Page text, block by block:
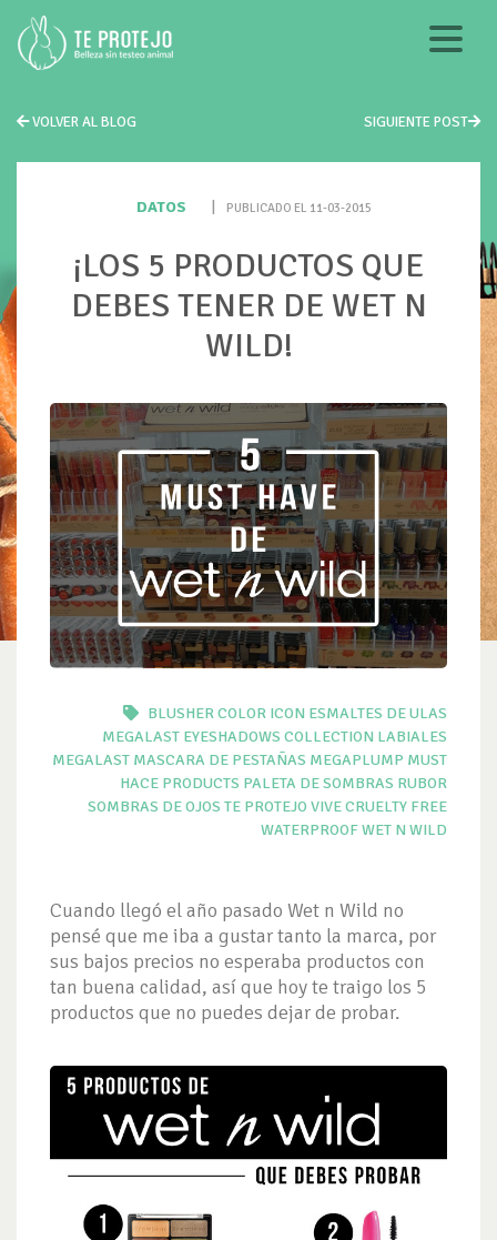
VOLVER AL BLOG SIGUIENTE POST
DATOS PUBLICADO EL 11-03-2015
¡LOS 5 PRODUCTOS QUE
DEBES TENER DE WET N
WILD!
BLUSHERCOLOR ICON ESMALTES DE ULAS
MEGALAST EYESHADOWS COLLECTION LABIALES
MEGALAST MASCARA DE PESTAÑAS MEGAPLUMP MUST
HACE PRODUCTS PALETA DE SOMBRAS RUBOR
SOMBRAS DE OJOS TE PROTEJO VIVE CRUELTY FREE
WATERPROOFWET N WILD
Cuando llegó el año pasado Wet n Wild no
pensé que me iba a gustar tanto la marca, por
sus bajos precios no esperaba productos con
tan buena calidad, así que hoy te traigo los 5
productos que no puedes dejar de probar.